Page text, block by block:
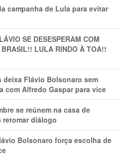
campanha de Lula para evitar
SE DESESPERAM COM
LULA RINDO À TOA!!
deixa Flávio Bolsonaro sem
com Alfredo Gaspar para vice
se reúnem na casa de
retomar diálogo
Bolsonaro força escolha de